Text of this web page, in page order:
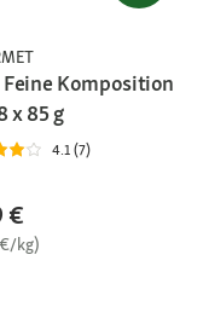
Feine Komposition
x 85 g
4.1 (7)
€
kg)